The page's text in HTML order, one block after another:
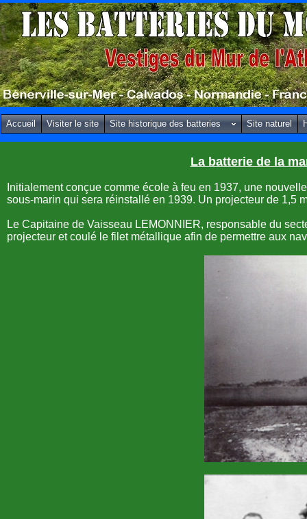
Accueil Visiter le site Site historique des batteries Site naturel
La batterie de la
Initialement conçue comme école à feu en 1937, une
sous-marin qui sera réinstallé en 1939. Un projecteur de 1,5
Le Capitaine de Vaisseau LEMONNIER, responsable du
projecteur et coulé le filet métallique afin de permettre aux